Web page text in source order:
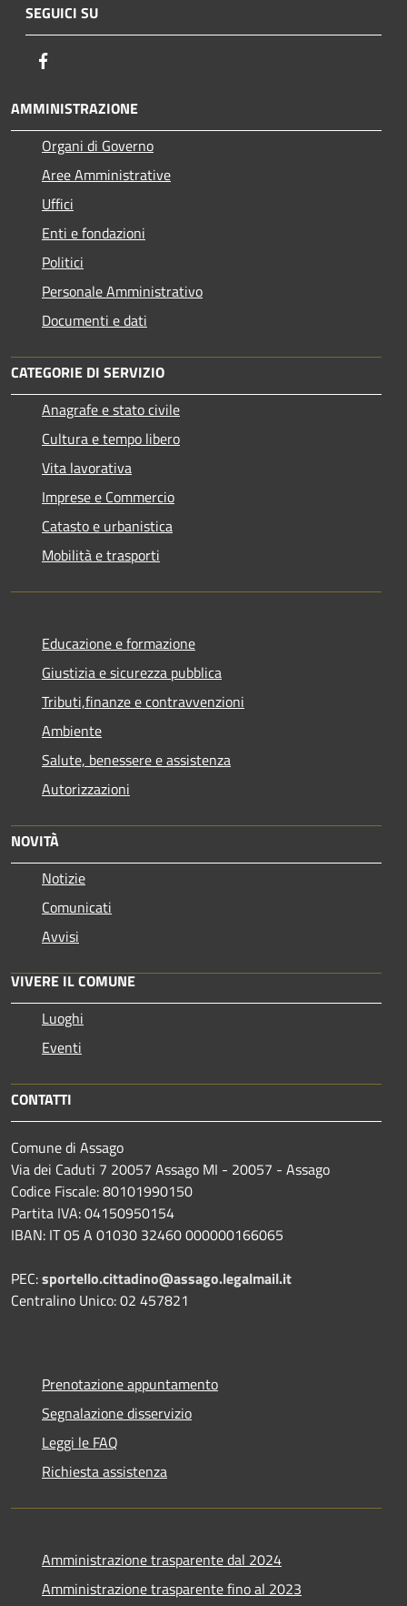
SEGUICI SU
AMMINISTRAZIONE
Organi di Governo
Aree Amministrative
Uffici
Enti e fondazioni
Politici
Personale Amministrativo
Documenti e dati
CATEGORIE DI SERVIZIO
Anagrafe e stato civile
Cultura e tempo libero
Vita lavorativa
Imprese e Commercio
Catasto e urbanistica
Mobilità e trasporti
Educazione e formazione
Giustizia e sicurezza pubblica
Tributi,finanze e contravvenzioni
Ambiente
Salute, benessere e assistenza
Autorizzazioni
NOVITÀ
Notizie
Comunicati
Avvisi
VIVERE IL COMUNE
Luoghi
Eventi
CONTATTI
Comune di Assago
Via dei Caduti 7 20057 Assago MI - 20057 - Assago
Codice Fiscale: 80101990150
Partita IVA: 04150950154
IBAN: IT 05 A 01030 32460 000000166065
PEC:sportello.cittadino@assago.legalmail.it
Centralino Unico: 02 457821
Prenotazione appuntamento
Segnalazione disservizio
Leggi le FAQ
Richiesta assistenza
Amministrazione trasparente dal 2024
Amministrazione trasparente fino al 2023